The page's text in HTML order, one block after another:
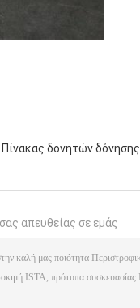
Πίνακας δονητών δόνησης
απευθείας σε εμάς